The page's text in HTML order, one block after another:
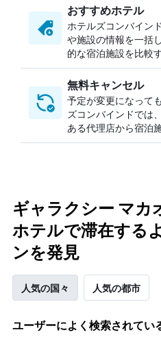
おすすめホテル
ホテルズコンバイン
や施設の情報を一括
的な宿泊施設を比較
無料キャンセル
予定が変更になって
ズコンバインドでは
ある代理店から宿泊
ギャラクシー マカ
ホテルで滞在する
ンを発見
人気の国々 人気の都市
ユーザーによく検索されてい